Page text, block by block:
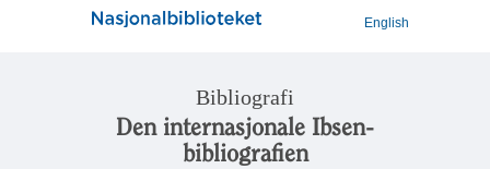
English
Bibliografi
Den internasjonale Ibsen-
bibliografien